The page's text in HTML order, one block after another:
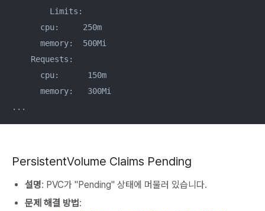
      cpu:     250m
      memory:  500Mi
    Requests:
      cpu:      150m
      memory:   300Mi
...
PersistentVolume Claims Pending
설명: PVC가 "Pending" 상태에 머물러 있습니다.
문제 해결 방법 :